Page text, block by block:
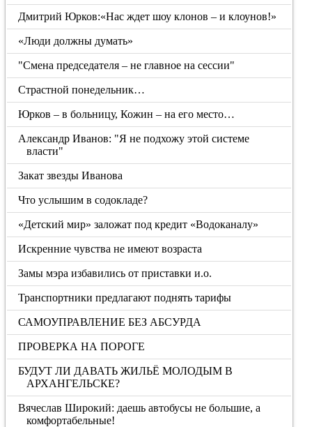
Дмитрий Юрков:«Нас ждет шоу клонов – и клоунов!»
«Люди должны думать»
"Смена председателя – не главное на сессии"
Страстной понедельник…
Юрков – в больницу, Кожин – на его место…
Александр Иванов: "Я не подхожу этой системе
власти"
Закат звезды Иванова
Что услышим в содокладе?
«Детский мир» заложат под кредит «Водоканалу»
Искренние чувства не имеют возраста
Замы мэра избавились от приставки и.о.
Транспортники предлагают поднять тарифы
САМОУПРАВЛЕНИЕ БЕЗ АБСУРДА
ПРОВЕРКА НА ПОРОГЕ
БУДУТ ЛИ ДАВАТЬ ЖИЛЬЁ МОЛОДЫМ В
АРХАНГЕЛЬСКЕ?
Вячеслав Широкий: даешь автобусы не большие, а
комфортабельные!